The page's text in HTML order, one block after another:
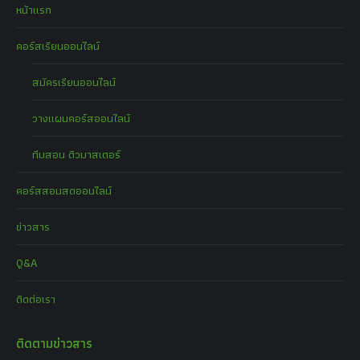
หน้าแรก
คอร์สเรียนออนไลน์
สมัครเรียนออนไลน์
วางแผนคอร์สออนไลน์
ทีมสอน ติวมาสเตอร์
คอร์สสอนสดออนไลน์
ข่าวสาร
Q&A
ติดต่อเรา
ติดตามข่าวสาร